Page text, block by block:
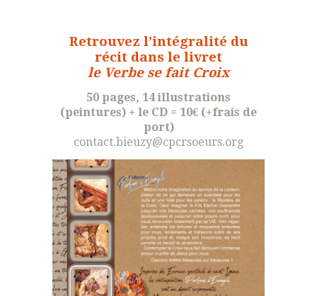
Retrouvez l’intégralité du
récit dans le livret
le Verbe se fait Croix
50 pages, 14 illustrations
(peintures) + le CD = 10€ (+frais de
port)
contact.bieuzy@cpcrsoeurs.org